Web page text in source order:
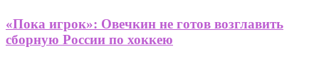
«Пока игрок»: Овечкин не готов возглавить
сборную России по хоккею